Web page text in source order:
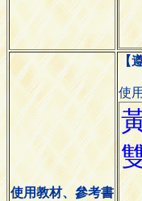
使用教材、參考書
【
使